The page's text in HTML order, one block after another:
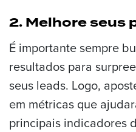
2. Melhore seus
É importante sempre
resultados para
seus leads. Logo,
em métricas que
principais indicadores